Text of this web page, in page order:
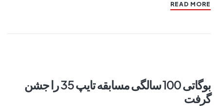
READ MORE
بوگاتی 100 سالگی مسابقه تایپ 35 را جشن
گرفت